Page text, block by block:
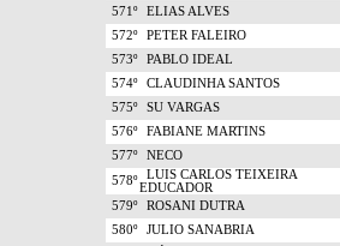
571º
ELIAS ALVES
572º
PETER FALEIRO
573º
PABLO IDEAL
574º
CLAUDINHA SANTOS
575º
SU VARGAS
576º
FABIANE MARTINS
577º
NECO
578º
LUIS CARLOS TEIXEIRA
EDUCADOR
579º
ROSANI DUTRA
580º
JULIO SANABRIA